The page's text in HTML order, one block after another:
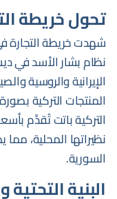
تحول خريطة
شهدت خريطة التجارة
الإيرانية والروسية
المنتجات التركية
نظيراتها المحلية،
السورية.
البنية